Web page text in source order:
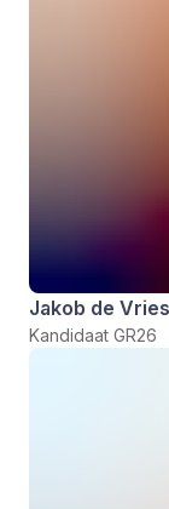
Jakob de Vries
Kandidaat GR26